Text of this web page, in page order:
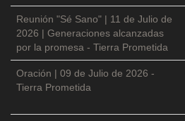
Reunión "Sé Sano" | 11 de Julio de
2026 | Generaciones alcanzadas
por la promesa - Tierra Prometida
Oración | 09 de Julio de 2026 -
Tierra Prometida